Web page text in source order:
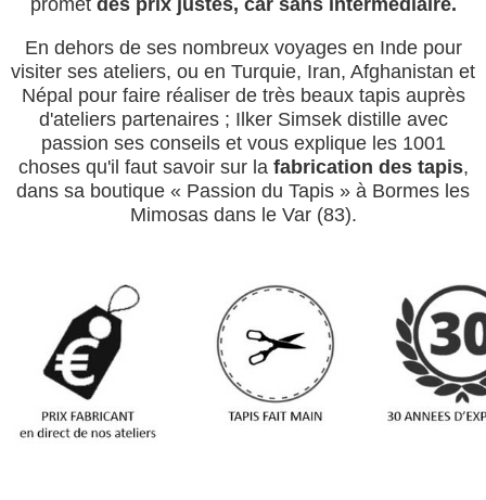
En dehors de ses nombreux voyages en Inde pour
visiter ses ateliers, ou en Turquie, Iran, Afghanistan et
Népal pour faire réaliser de très beaux tapis auprès
d'ateliers partenaires ; Ilker Simsek distille avec
passion ses conseils et vous explique les 1001
choses qu'il faut savoir sur la fabrication des tapis,
dans sa boutique « Passion du Tapis » à Bormes les
Mimosas dans le Var (83).